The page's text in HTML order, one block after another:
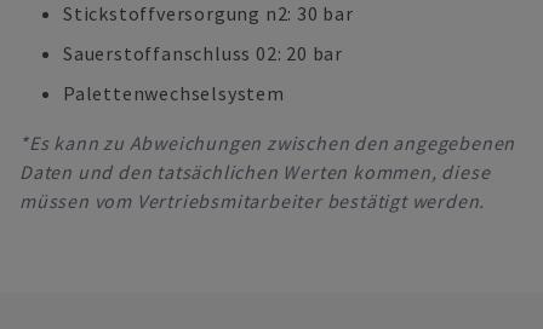
Stickstoffversorgung n2: 30 bar
Sauerstoffanschluss 02: 20 bar
Palettenwechselsystem
*Es kann zu Abweichungen zwischen den angegebenen
Daten und den tatsächlichen Werten kommen, diese
müssen vom Vertriebsmitarbeiter bestätigt werden.